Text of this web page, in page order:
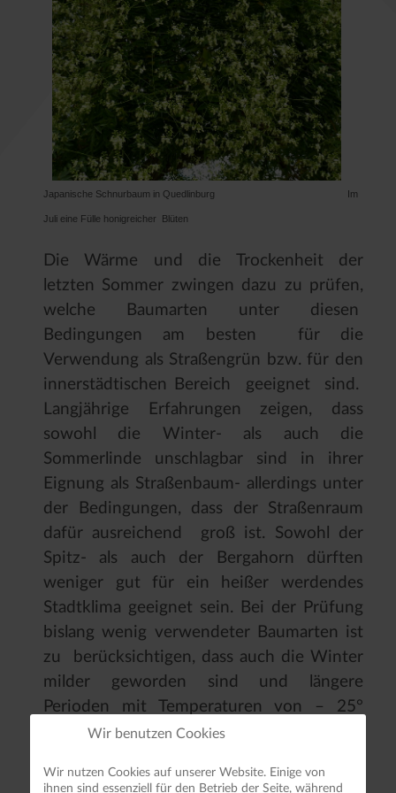
Japanische Schnurbaum in Quedlinburg Im
Juli eine Fülle honigreicher Blüten
Die Wärme und die Trockenheit der
letzten Sommer zwingen dazu zu prüfen,
welche Baumarten unter diesen
Bedingungen am besten für die
Verwendung als Straßengrün bzw. für den
innerstädtischen Bereich geeignet sind.
Langjährige Erfahrungen zeigen, dass
sowohl die Winter- als auch die
Sommerlinde unschlagbar sind in ihrer
Eignung als Straßenbaum- allerdings unter
der Bedingungen, dass der Straßenraum
dafür ausreichend groß ist. Sowohl der
Spitz- als auch der Bergahorn dürften
weniger gut für ein heißer werdendes
Stadtklima geeignet sein. Bei der Prüfung
bislang wenig verwendeter Baumarten ist
zu berücksichtigen, dass auch die Winter
milder geworden sind und längere
Perioden mit Temperaturen von – 25°
kaum noch zu erwarten sind. Eine
für innerstädtischer Bereiche bedeutet
Wir benutzen Cookies
Wir nutzen Cookies auf unserer Website. Einige von
ihnen sind essenziell für den Betrieb der Seite, während